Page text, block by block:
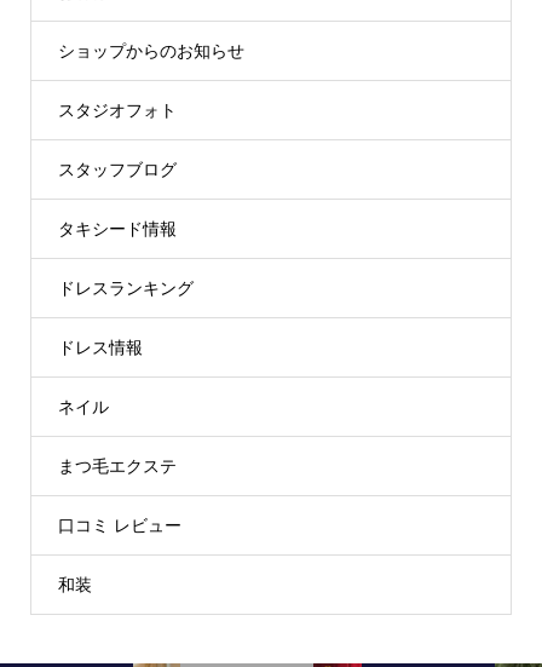
ショップからのお知らせ
スタジオフォト
スタッフブログ
タキシード情報
ドレスランキング
ドレス情報
ネイル
まつ毛エクステ
口コミ レビュー
和装